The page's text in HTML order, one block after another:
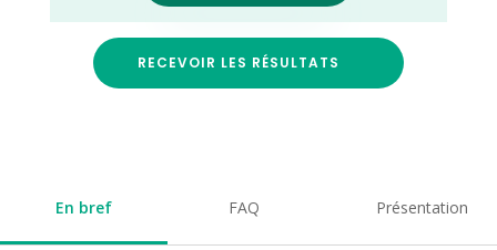
RECEVOIR LES RÉSULTATS
En bref FAQ Présentation